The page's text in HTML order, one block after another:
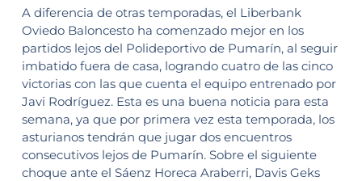
A diferencia de otras temporadas, el Liberbank
Oviedo Baloncesto ha comenzado mejor en los
partidos lejos del Polideportivo de Pumarín, al seguir
imbatido fuera de casa, logrando cuatro de las cinco
victorias con las que cuenta el equipo entrenado por
Javi Rodríguez. Esta es una buena noticia para esta
semana, ya que por primera vez esta temporada, los
asturianos tendrán que jugar dos encuentros
consecutivos lejos de Pumarín. Sobre el siguiente
choque ante el Sáenz Horeca Araberri, Davis Geks